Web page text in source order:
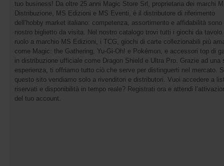
tuo business! Da oltre 25 anni Magic Store Srl, proprietaria dei marchi
Distribuzione, MS Edizioni e MS Eventi, è il distributore di riferimento
dell’hobby market italiano: competenza, assortimento e affidabilità sono
nostro biglietto da visita. Nel nostro catalogo trovi tutti i giochi da tavolo
ruolo a marchio MS Edizioni, i TCG, giochi di carte collezionabili più
come Magic: the Gathering, Yu-Gi-Oh! e Pokémon, e accessori top di
in distribuzione ufficiale come Dragon Shield e Ultra Pro. Grazie ad una
esperienza, ti offriamo tutto ciò che serve per distinguerti nel mercato.
questo sito vendiamo solo a rivenditori e distributori. Vuoi accedere a
riservati e disponibilità in tempo reale? Registrati ora e attendi
del tuo account.